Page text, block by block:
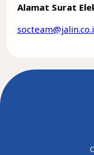
Alamat Surat